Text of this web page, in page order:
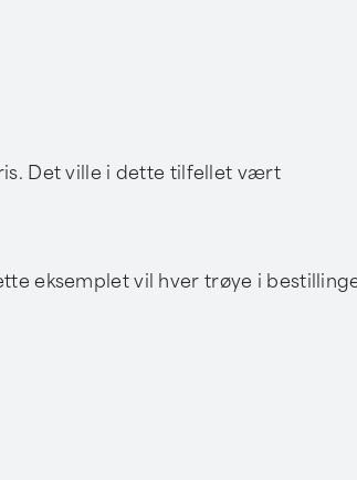
Det ville i dette tilfellet vært
eksemplet vil hver trøye i